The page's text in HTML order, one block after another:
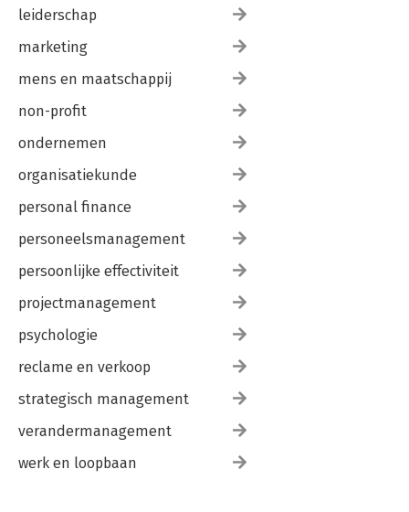
leiderschap
marketing
mens en maatschappij
non-profit
ondernemen
organisatiekunde
personal finance
personeelsmanagement
persoonlijke effectiviteit
projectmanagement
psychologie
reclame en verkoop
strategisch management
verandermanagement
werk en loopbaan